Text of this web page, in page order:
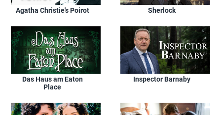
Agatha Christie's Poirot Sherlock
Das Haus am Eaton
Place
Inspector Barnaby